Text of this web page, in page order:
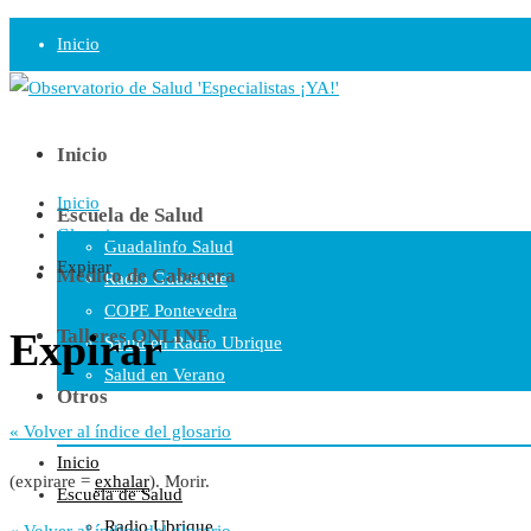
Inicio
Observatorio
Opinión
Radio
Guadalinfo Salud
Radio Guadalete
COPE Pontevedra
Salud en Radio Ubrique
Salud en Verano
Comunicados
En nuestra Web
Inicio
Escuela de Salud
Médico de Cabecera
Talleres ONLINE
Otros
Inicio
Escuela de Salud
Radio Ubrique
Inicio
Glosario
Expirar
Expirar
« Volver al índice del glosario
(expirare = exhalar). Morir.